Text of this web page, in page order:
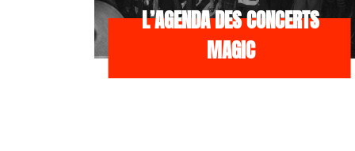
L’AGENDA DES CONCERTS
MAGIC